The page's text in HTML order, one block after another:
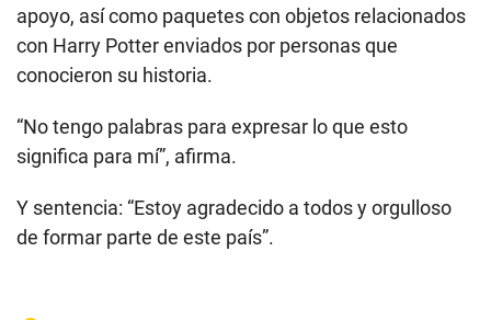
apoyo, así como paquetes con objetos relacionados
con Harry Potter enviados por personas que
conocieron su historia.
“No tengo palabras para expresar lo que esto
significa para mí”, afirma.
Y sentencia: “Estoy agradecido a todos y orgulloso
de formar parte de este país”.